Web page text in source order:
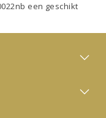
een geschikt